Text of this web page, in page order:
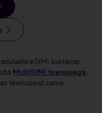
eSIMi toetavas
MultiSIMi teenusega,
teenuseid sama